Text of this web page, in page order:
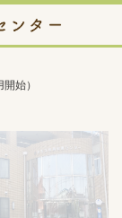
始）